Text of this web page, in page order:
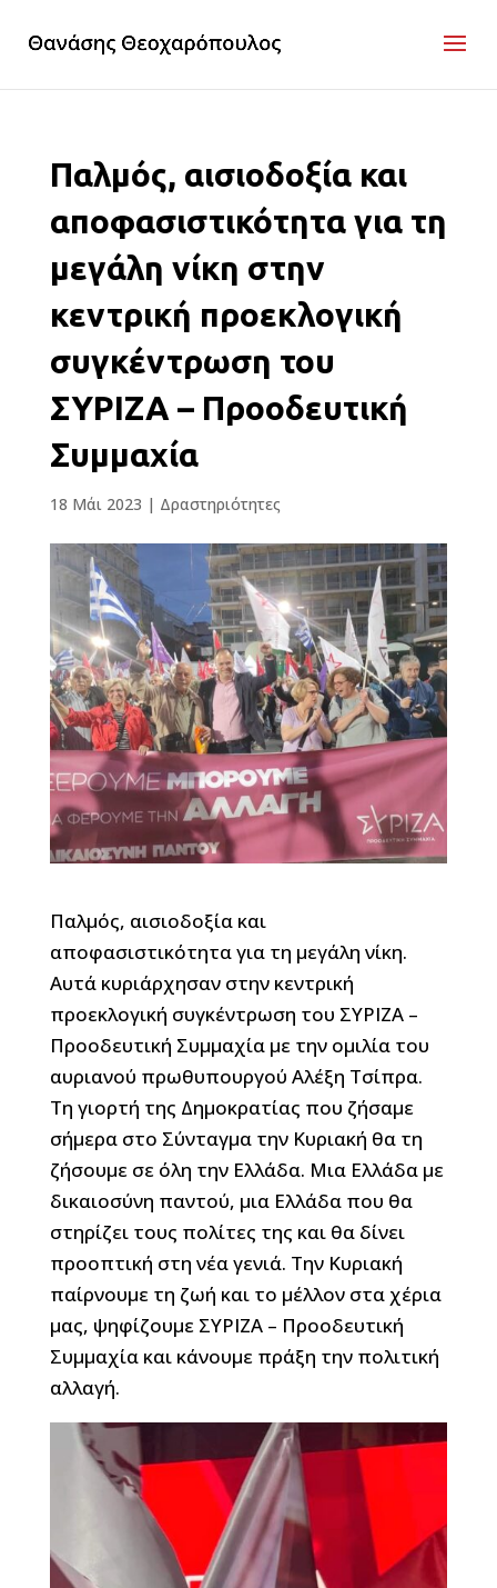
Παλμός, αισιοδοξία και
αποφασιστικότητα για τη
μεγάλη νίκη στην
κεντρική προεκλογική
συγκέντρωση του
ΣΥΡΙΖΑ – Προοδευτική
Συμμαχία
18 Μάι 2023 | Δραστηριότητες
Παλμός, αισιοδοξία και
αποφασιστικότητα για τη μεγάλη νίκη.
Αυτά κυριάρχησαν στην κεντρική
προεκλογική συγκέντρωση του ΣΥΡΙΖΑ –
Προοδευτική Συμμαχία με την ομιλία του
αυριανού πρωθυπουργού Αλέξη Τσίπρα.
Τη γιορτή της Δημοκρατίας που ζήσαμε
σήμερα στο Σύνταγμα την Κυριακή θα τη
ζήσουμε σε όλη την Ελλάδα. Μια Ελλάδα με
δικαιοσύνη παντού, μια Ελλάδα που θα
στηρίζει τους πολίτες της και θα δίνει
προοπτική στη νέα γενιά. Την Κυριακή
παίρνουμε τη ζωή και το μέλλον στα χέρια
μας, ψηφίζουμε ΣΥΡΙΖΑ – Προοδευτική
Συμμαχία και κάνουμε πράξη την πολιτική
αλλαγή.